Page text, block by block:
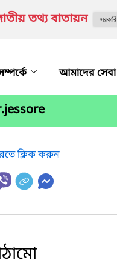
তথ্য বাতায়ন
আমাদের সেবা
ক্লিক করুন